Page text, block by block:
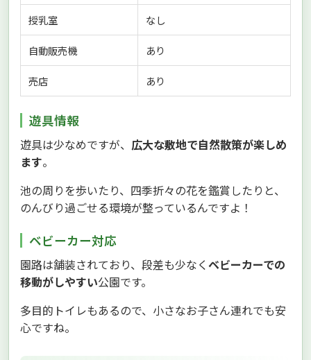
授乳室 なし
自動販売機 あり
売店 あり
遊具情報
遊具は少なめですが、 広大な敷地で自然散策が楽しめ
ます。
池の周りを歩いたり、四季折々の花を鑑賞したりと、
のんびり過ごせる環境が整っているんですよ！
ベビーカー対応
園路は舗装されており、段差も少なくベビーカーでの
移動がしやすい公園です。
多目的トイレもあるので、小さなお子さん連れでも安
心ですね。